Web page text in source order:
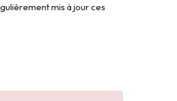
mis à jour ces